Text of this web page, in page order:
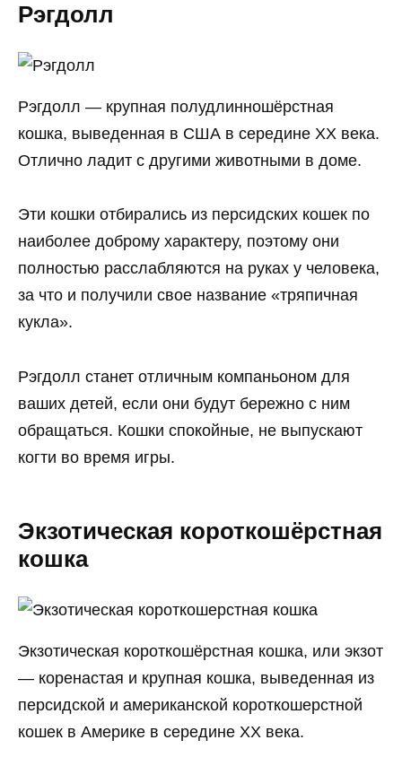
Рэгдолл
Рэгдолл — крупная полудлинношёрстная
кошка, выведенная в США в середине XX века.
Отлично ладит с другими животными в доме.
Эти кошки отбирались из персидских кошек по
наиболее доброму характеру, поэтому они
полностью расслабляются на руках у человека,
за что и получили свое название «тряпичная
кукла».
Рэгдолл станет отличным компаньоном для
ваших детей, если они будут бережно с ним
обращаться. Кошки спокойные, не выпускают
когти во время игры.
Экзотическая короткошёрстная
кошка
Экзотическая короткошёрстная кошка, или экзот
— коренастая и крупная кошка, выведенная из
персидской и американской короткошерстной
кошек в Америке в середине XX века.